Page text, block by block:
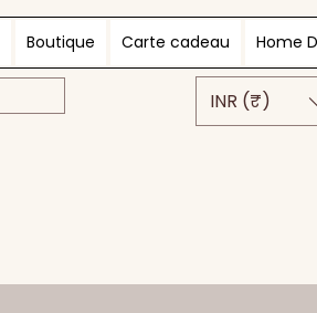
INR (₹)
Boutique Carte cadeau Home